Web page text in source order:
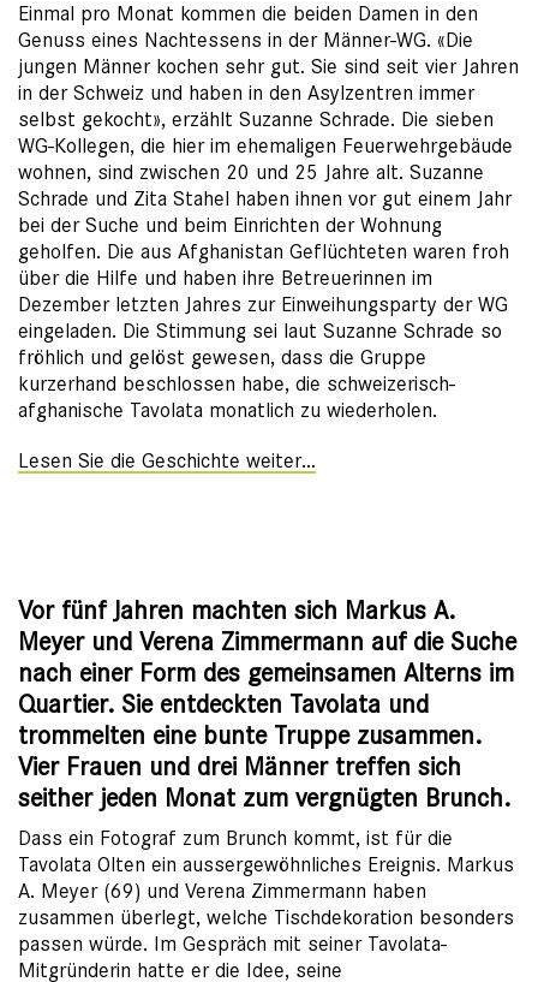
Einmal pro Monat kommen die beiden Damen in den
Genuss eines Nachtessens in der Männer-WG. «Die
jungen Männer kochen sehr gut. Sie sind seit vier Jahren
in der Schweiz und haben in den Asylzentren immer
selbst gekocht», erzählt Suzanne Schrade. Die sieben
WG-Kollegen, die hier im ehemaligen Feuerwehrgebäude
wohnen, sind zwischen 20 und 25 Jahre alt. Suzanne
Schrade und Zita Stahel haben ihnen vor gut einem Jahr
bei der Suche und beim Einrichten der Wohnung
geholfen. Die aus Afghanistan Geflüchteten waren froh
über die Hilfe und haben ihre Betreuerinnen im
Dezember letzten Jahres zur Einweihungsparty der WG
eingeladen. Die Stimmung sei laut Suzanne Schrade so
fröhlich und gelöst gewesen, dass die Gruppe
kurzerhand beschlossen habe, die schweizerisch-
afghanische Tavolata monatlich zu wiederholen.
Lesen Sie die Geschichte weiter…
Vor fünf Jahren machten sich Markus A.
Meyer und Verena Zimmermann auf die Suche
nach einer Form des gemeinsamen Alterns im
Quartier. Sie entdeckten Tavolata und
trommelten eine bunte Truppe zusammen.
Vier Frauen und drei Männer treffen sich
seither jeden Monat zum vergnügten Brunch.
Dass ein Fotograf zum Brunch kommt, ist für die
Tavolata Olten ein aussergewöhnliches Ereignis. Markus
A. Meyer (69) und Verena Zimmermann haben
zusammen überlegt, welche Tischdekoration besonders
passen würde. Im Gespräch mit seiner Tavolata-
Mitgründerin hatte er die Idee, seine